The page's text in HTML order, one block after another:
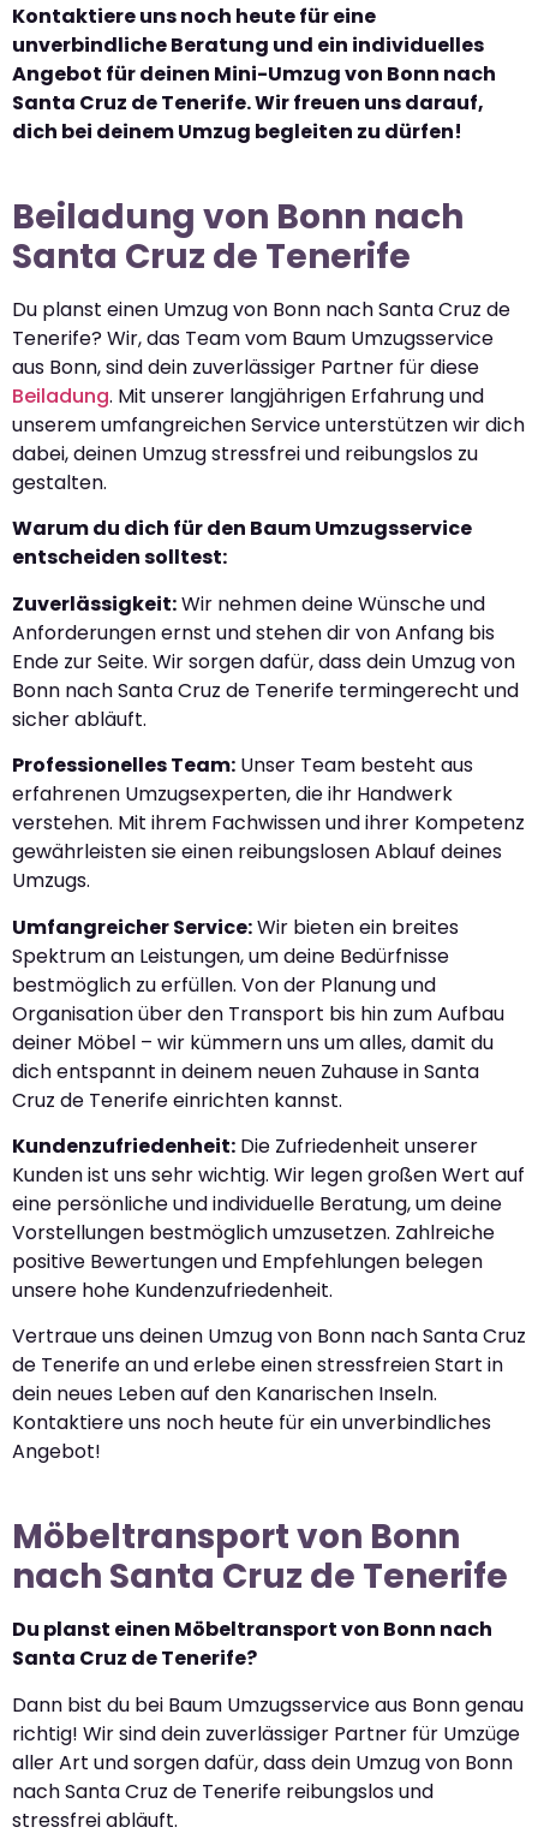
Kontaktiere uns noch heute für eine
unverbindliche Beratung und ein individuelles
Angebot für deinen Mini-Umzug von Bonn nach
Santa Cruz de Tenerife. Wir freuen uns darauf,
dich bei deinem Umzug begleiten zu dürfen!
Beiladung von Bonn nach
Santa Cruz de Tenerife
Du planst einen Umzug von Bonn nach Santa Cruz de
Tenerife? Wir, das Team vom Baum Umzugsservice
aus Bonn, sind dein zuverlässiger Partner für diese
Beiladung. Mit unserer langjährigen Erfahrung und
unserem umfangreichen Service unterstützen wir dich
dabei, deinen Umzug stressfrei und reibungslos zu
gestalten.
Warum du dich für den Baum Umzugsservice
entscheiden solltest:
Zuverlässigkeit:Wir nehmen deine Wünsche und
Anforderungen ernst und stehen dir von Anfang bis
Ende zur Seite. Wir sorgen dafür, dass dein Umzug von
Bonn nach Santa Cruz de Tenerife termingerecht und
sicher abläuft.
Professionelles Team: Unser Team besteht aus
erfahrenen Umzugsexperten, die ihr Handwerk
verstehen. Mit ihrem Fachwissen und ihrer Kompetenz
gewährleisten sie einen reibungslosen Ablauf deines
Umzugs.
Umfangreicher Service:Wir bieten ein breites
Spektrum an Leistungen, um deine Bedürfnisse
bestmöglich zu erfüllen. Von der Planung und
Organisation über den Transport bis hin zum Aufbau
deiner Möbel – wir kümmern uns um alles, damit du
dich entspannt in deinem neuen Zuhause in Santa
Cruz de Tenerife einrichten kannst.
Kundenzufriedenheit: Die Zufriedenheit unserer
Kunden ist uns sehr wichtig. Wir legen großen Wert auf
eine persönliche und individuelle Beratung, um deine
Vorstellungen bestmöglich umzusetzen. Zahlreiche
positive Bewertungen und Empfehlungen belegen
unsere hohe Kundenzufriedenheit.
Vertraue uns deinen Umzug von Bonn nach Santa Cruz
de Tenerife an und erlebe einen stressfreien Start in
dein neues Leben auf den Kanarischen Inseln.
Kontaktiere uns noch heute für ein unverbindliches
Angebot!
Möbeltransport von Bonn
nach Santa Cruz de Tenerife
Du planst einen Möbeltransport von Bonn nach
Santa Cruz de Tenerife?
Dann bist du bei Baum Umzugsservice aus Bonn genau
richtig! Wir sind dein zuverlässiger Partner für Umzüge
aller Art und sorgen dafür, dass dein Umzug von Bonn
nach Santa Cruz de Tenerife reibungslos und
stressfrei abläuft.